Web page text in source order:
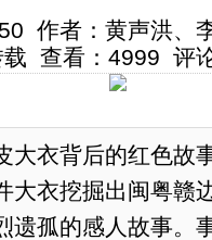
作者：黄声洪、
查看： 4999 评
大衣背后的红色故
大衣挖掘出闽粤赣
遗孤的感人故事。